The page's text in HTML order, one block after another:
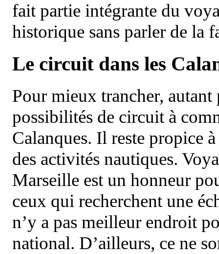
fait partie intégrante du
historique sans parler de la
Le circuit dans les
Pour mieux trancher, autant
possibilités de circuit à
Calanques. Il reste propice
des activités nautiques.
Marseille est un honneur
ceux qui recherchent une
n’y a pas meilleur endroit
national. D’ailleurs, ce ne